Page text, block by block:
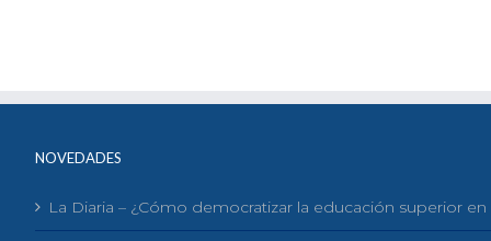
NOVEDADES
La Diaria – ¿Cómo democratizar la educación superior en